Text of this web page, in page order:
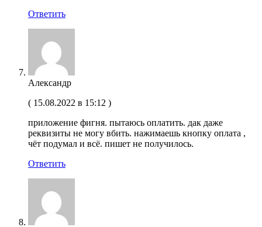
Ответить
Александр
( 15.08.2022 в 15:12 )
приложение фигня. пытаюсь оплатить. дак даже
реквизиты не могу вбить. нажимаешь кнопку оплата ,
чёт подумал и всё. пишет не получилось.
Ответить